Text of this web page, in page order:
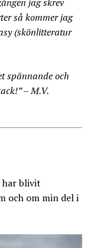
så kommer jag
(skönlitteratur
spännande och
– M.V.
har blivit
och om min del i